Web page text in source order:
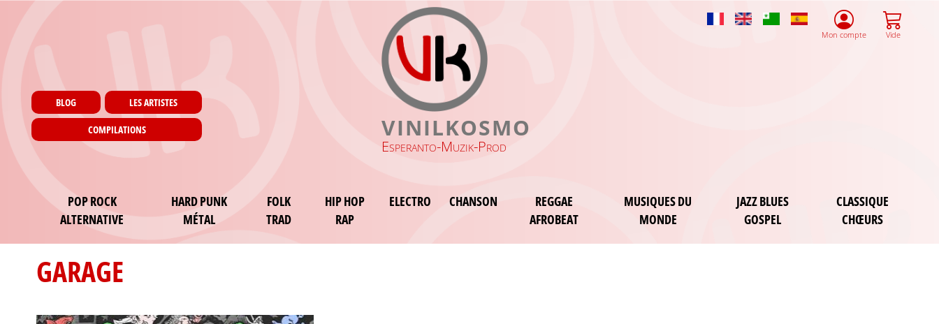
VINILKOSMO
Esperanto-Muzik-Prod
SpanishMon compte Vide
PagesBLOG LES ARTISTES
COMPILATIONS
POP ROCK
ALTERNATIVE
HARD PUNK
MÉTAL
FOLK
TRAD
HIP HOP
RAP
ELECTRO CHANSON
REGGAE
AFROBEAT
MUSIQUES DU
MONDE
JAZZ BLUES
GOSPEL
CLASSIQUE
CHŒURS
GARAGE